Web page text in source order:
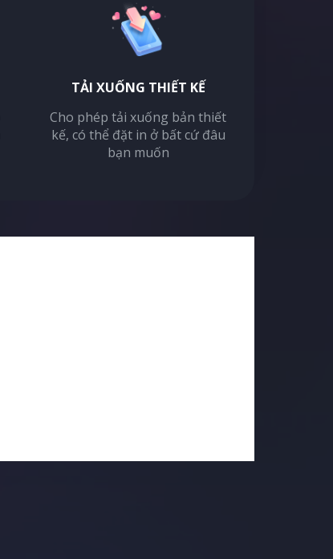
TẢI XUỐNG THIẾT KẾ
Cho phép tải xuống bản thiết
kế, có thể đặt in ở bất cứ đâu
bạn muốn